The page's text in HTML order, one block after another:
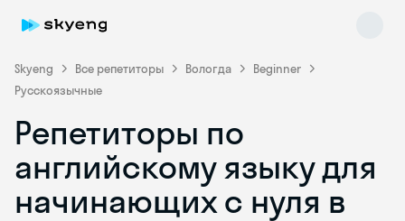
Skyeng Все репетиторы Вологда
Beginner
Русскоязычные
Репетиторы по
английскому языку для
начинающих с нуля в